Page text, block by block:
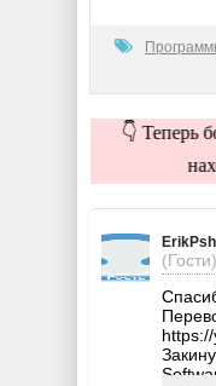
👇 Теперь
(Гости)